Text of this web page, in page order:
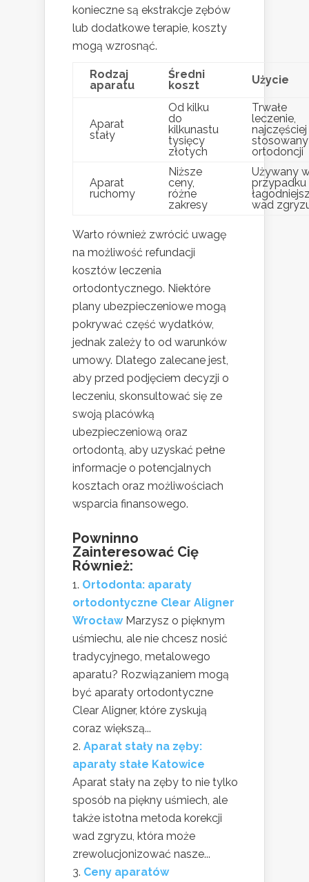
konieczne są ekstrakcje zębów
lub dodatkowe terapie, koszty
mogą wzrosnąć.
Rodzaj
aparatu
Średni
koszt
Użycie
Aparat
stały
Od kilku
do
kilkunastu
tysięcy
złotych
Trwałe
leczenie,
najczęściej
ortodoncji
Aparat
ruchomy
Niższe
ceny,
różne
zakresy
Używany
przypadku
wad
Warto również zwrócić uwagę
na możliwość refundacji
kosztów leczenia
ortodontycznego. Niektóre
plany ubezpieczeniowe mogą
pokrywać część wydatków,
jednak zależy to od warunków
umowy. Dlatego zalecane jest,
aby przed podjęciem decyzji o
leczeniu, skonsultować się ze
swoją placówką
ubezpieczeniową oraz
ortodontą, aby uzyskać pełne
informacje o potencjalnych
kosztach oraz możliwościach
wsparcia finansowego.
Powninno
Zainteresować Cię
Również:
Ortodonta: aparaty
ortodontyczne Clear Aligner
Wrocław Marzysz o pięknym
uśmiechu, ale nie chcesz nosić
tradycyjnego, metalowego
aparatu? Rozwiązaniem mogą
być aparaty ortodontyczne
Clear Aligner, które zyskują
coraz większą...
Aparat stały na zęby:
aparaty stałe Katowice
Aparat stały na zęby to nie tylko
sposób na piękny uśmiech, ale
także istotna metoda korekcji
wad zgryzu, która może
zrewolucjonizować nasze...
Ceny aparatów